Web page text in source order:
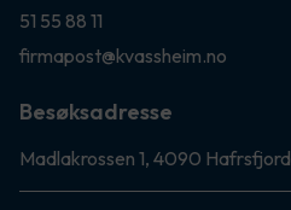
51 55 88 11
firmapost@kvassheim.no
Besøksadresse
Madlakrossen 1, 4090 Hafrsfjord